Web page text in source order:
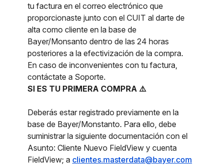
tu factura en el correo electrónico que
proporcionaste junto con el CUIT al darte de
alta como cliente en la base de
Bayer/Monsanto dentro de las 24 horas
posteriores a la efectivización de la compra.
En caso de inconvenientes con tu factura,
contáctate a Soporte.
SI ES TU PRIMERA COMPRA ⚠️
Deberás estar registrado previamente en la
base de Bayer/Monstanto. Para ello, debe
suministrar la siguiente documentación con el
Asunto: Cliente Nuevo FieldView y cuenta
FieldView; a clientes.masterdata@bayer.com